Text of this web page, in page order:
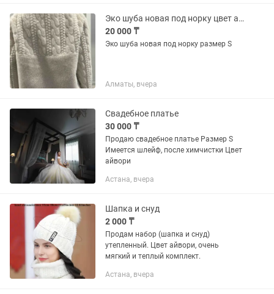
Эко шуба новая под норку цвет айвори, размер S
20 000 ₸
Эко шуба новая под норку размер S
Алматы, вчера
Свадебное платье
30 000 ₸
Продаю свадебное платье Размер S
Имеется шлейф, после химчистки Цвет
айвори
Астана, вчера
Шапка и снуд
2 000 ₸
Продам набор (шапка и снуд)
утепленный. Цвет айвори, очень
мягкий и теплый комплект.
Астана, вчера